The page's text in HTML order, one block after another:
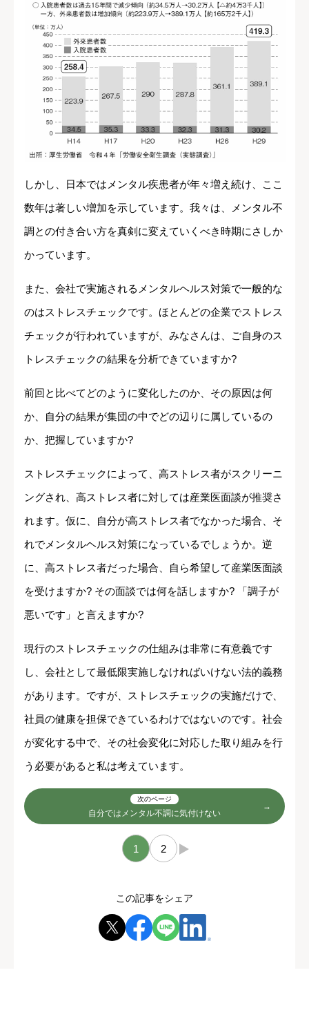
しかし、日本ではメンタル疾患者が年々増え続け、ここ
数年は著しい増加を示しています。我々は、メンタル不
調との付き合い方を真剣に変えていくべき時期にさしか
かっています。
また、会社で実施されるメンタルヘルス対策で一般的な
のはストレスチェックです。ほとんどの企業でストレス
チェックが行われていますが、みなさんは、ご自身のス
トレスチェックの結果を分析できていますか?
前回と比べてどのように変化したのか、その原因は何
か、自分の結果が集団の中でどの辺りに属しているの
か、把握していますか?
ストレスチェックによって、高ストレス者がスクリーニ
ングされ、高ストレス者に対しては産業医面談が推奨さ
れます。仮に、自分が高ストレス者でなかった場合、そ
れでメンタルヘルス対策になっているでしょうか。逆
に、高ストレス者だった場合、自ら希望して産業医面談
を受けますか? その面談では何を話しますか? 「調子が
悪いです」と言えますか?
現行のストレスチェックの仕組みは非常に有意義です
し、会社として最低限実施しなければいけない法的義務
があります。ですが、ストレスチェックの実施だけで、
社員の健康を担保できているわけではないのです。社会
が変化する中で、その社会変化に対応した取り組みを行
う必要があると私は考えています。
次のページ
自分ではメンタル不調に気付けない
1 2 →
この記事をシェア